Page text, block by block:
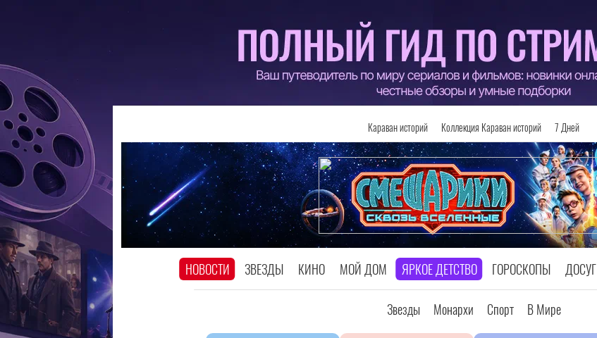
Караван историй Коллекция Караван историй 7 Дней
НОВОСТИ ЗВЕЗДЫ КИНО МОЙ ДОМ ЯРКОЕ ДЕТСТВО ГОРОСКОПЫ ДОСУГ
Звезды Монархи Спорт В Мире